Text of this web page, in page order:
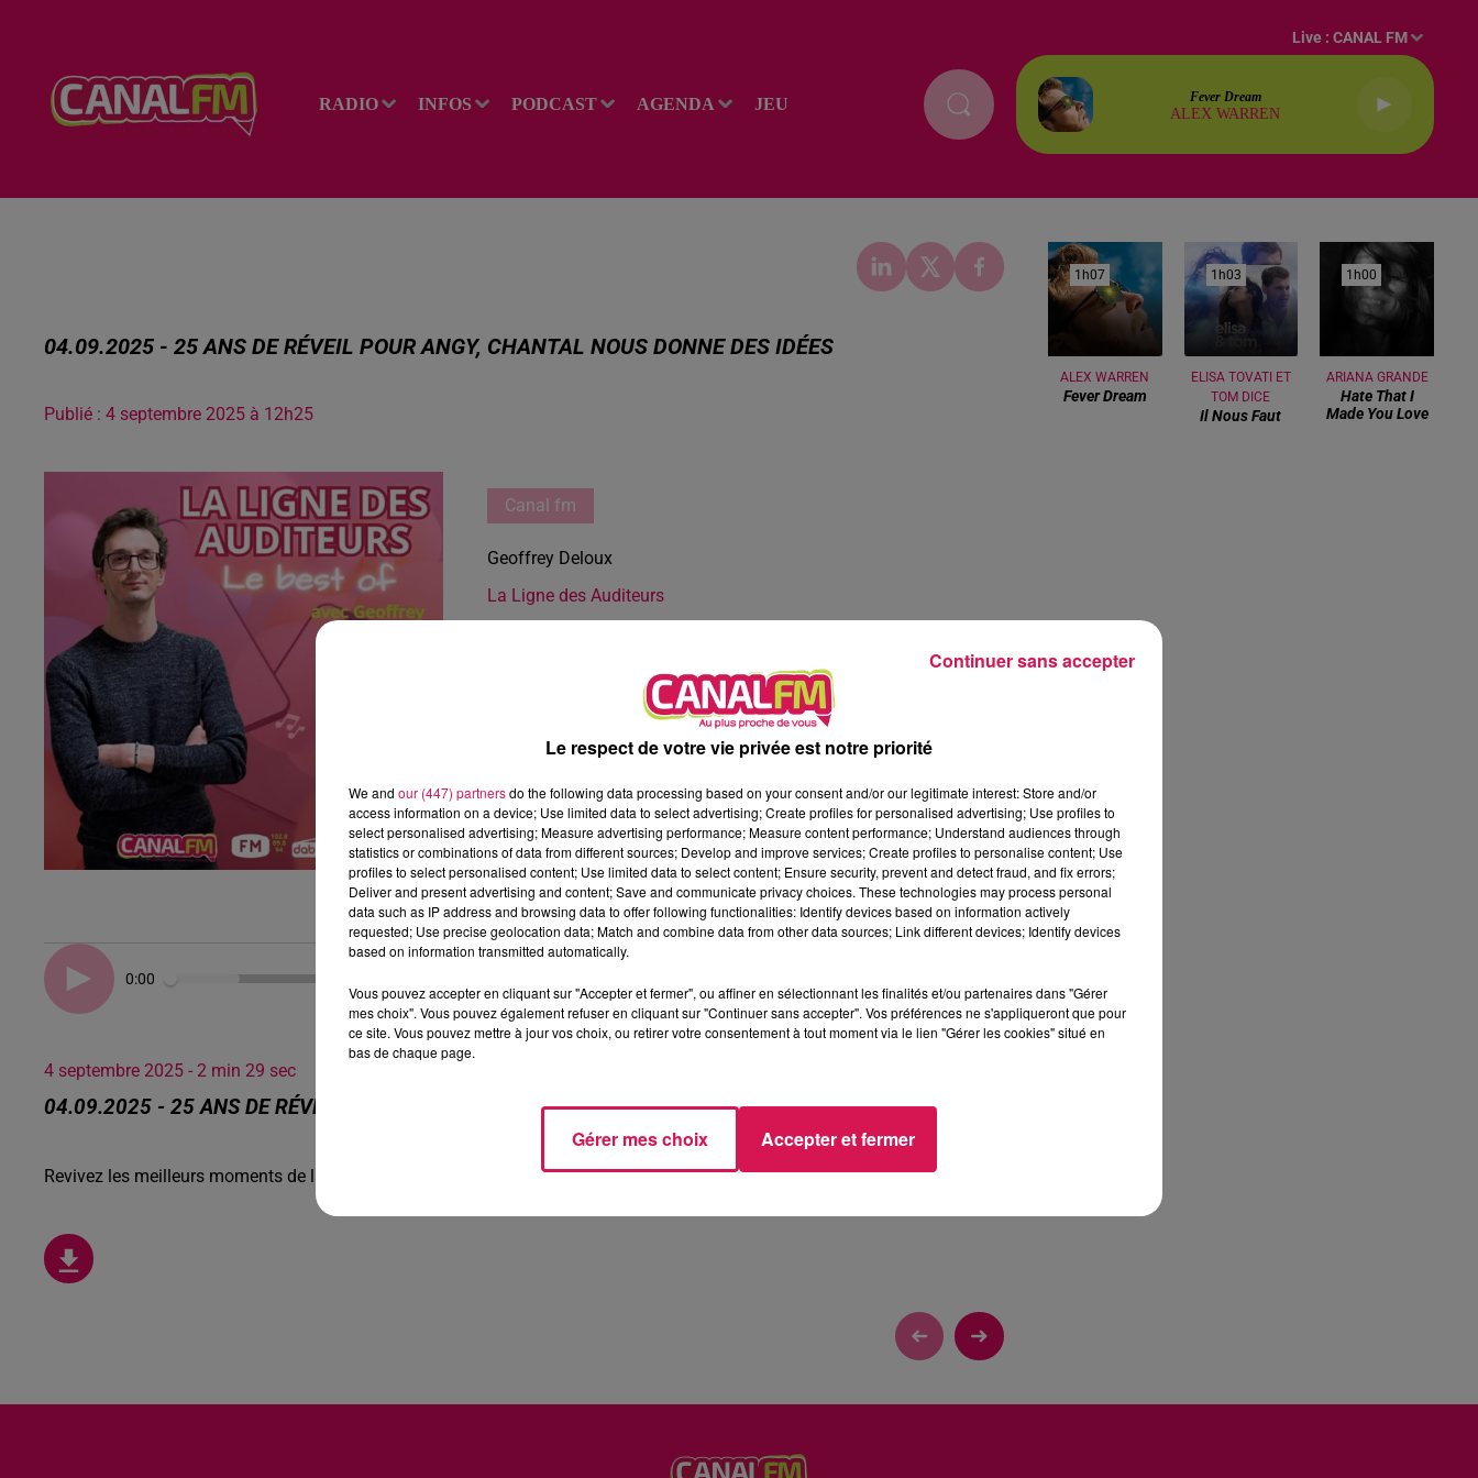
RADIO INFOS PODCAST AGENDA JEU
Live :CANAL FM
Fever Dream
ALEX WARREN
04.09.2025 - 25 ANS DE RÉVEIL POUR ANGY, CHANTAL NOUS DONNE DES IDÉES
Publié : 4 septembre 2025 à 12h25
Canal fm
Geoffrey Deloux
La Ligne des Auditeurs
0:00
4 septembre 2025 - 2 min 29 sec
04.09.2025 - 25 ANS DE RÉVEIL POUR ANGY, CHANTAL NOUS DONNE DES IDÉES
Revivez les meilleurs moments de la Ligne des Auditeurs
1h07
1h07
ALEX WARREN
Fever Dream
1h03
1h03
ELISA TOVATI ET
TOM DICE
Il Nous Faut
1h00
1h00
ARIANA GRANDE
Hate That I
Made You Love
Le respect de votre vie privée est notre priorité
We and our (447) partnersdo the following data processing based on your consent and/or our legitimate interest: Store and/or
access information on a device; Use limited data to select advertising; Create profiles for personalised advertising; Use profiles to
select personalised advertising; Measure advertising performance; Measure content performance; Understand audiences through
statistics or combinations of data from different sources; Develop and improve services; Create profiles to personalise content; Use
profiles to select personalised content; Use limited data to select content; Ensure security, prevent and detect fraud, and fix errors;
Deliver and present advertising and content; Save and communicate privacy choices. These technologies may process personal
data such as IP address and browsing data to offer following functionalities: Identify devices based on information actively
requested; Use precise geolocation data; Match and combine data from other data sources; Link different devices; Identify devices
based on information transmitted automatically.
Vous pouvez accepter en cliquant sur "Accepter et fermer", ou affiner en sélectionnant les finalités et/ou partenaires dans "Gérer
mes choix". Vous pouvez également refuser en cliquant sur "Continuer sans accepter". Vos préférences ne s'appliqueront que pour
ce site. Vous pouvez mettre à jour vos choix, ou retirer votre consentement à tout moment via le lien "Gérer les cookies" situé en
bas de chaque page.
Gérer mes choix Accepter et fermer
Continuer sans accepter